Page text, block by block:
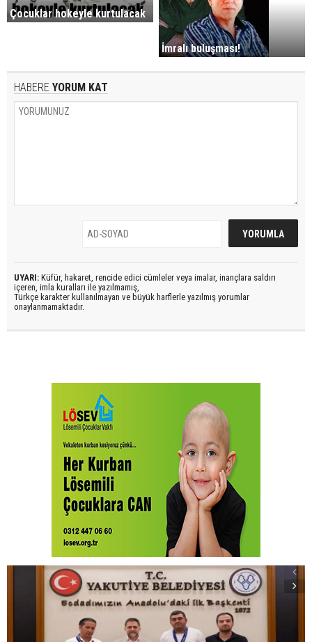
Çocuklar hokeyle kurtulacak
İmralı buluşması!
HABERE YORUM KAT
UYARI: Küfür, hakaret, rencide edici cümleler veya imalar, inançlara saldırı
içeren, imla kuralları ile yazılmamış,
Türkçe karakter kullanılmayan ve büyük harflerle yazılmış yorumlar
onaylanmamaktadır.